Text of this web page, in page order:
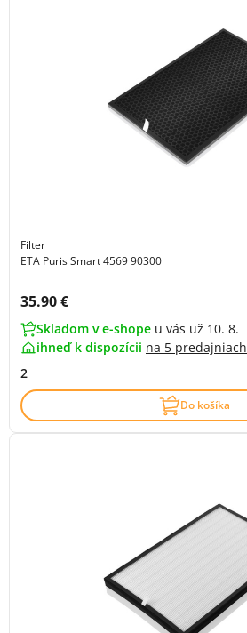
Filter
ETA Puris Smart 4569 90300
Cena s DPH:
35.90 €
Skladom v e-shope u vás už 10. 8.
ihneď k dispozícii na 5 predajniach
2
Do košíka